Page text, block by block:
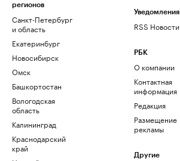
регионов
Санкт-Петербург
и область
Екатеринбург
Новосибирск
Омск
Башкортостан
Вологодская
область
Калининград
Краснодарский
край
Уведомления
RSS Новости
РБК
О компании
Контактная
информация
Редакция
Размещение
рекламы
Другие